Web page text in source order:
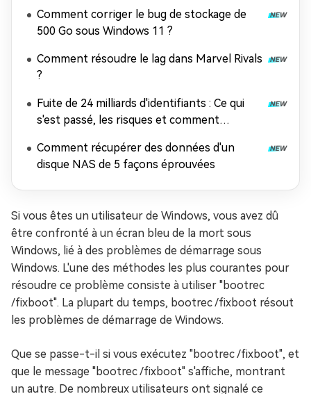
Comment corriger le bug de stockage de
500 Go sous Windows 11 ?
Comment résoudre le lag dans Marvel Rivals
?
Fuite de 24 milliards d'identifiants : Ce qui
s'est passé, les risques et comment
Comment récupérer des données d'un
disque NAS de 5 façons éprouvées
Si vous êtes un utilisateur de Windows, vous avez dû
être confronté à un écran bleu de la mort sous
Windows, lié à des problèmes de démarrage sous
Windows. L'une des méthodes les plus courantes pour
résoudre ce problème consiste à utiliser "bootrec
/fixboot". La plupart du temps, bootrec /fixboot résout
les problèmes de démarrage de Windows.
Que se passe-t-il si vous exécutez "bootrec /fixboot", et
que le message "bootrec /fixboot" s'affiche, montrant
un autre. De nombreux utilisateurs ont signalé ce